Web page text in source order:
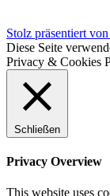
Stolz präsentiert
Diese Seite
Privacy & Cookies
Schließen
Privacy Overview
This website uses